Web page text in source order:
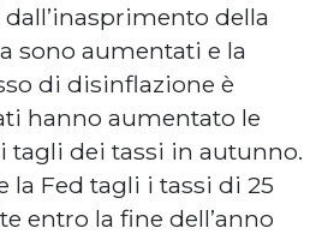
della
sono aumentati e la
di disinflazione è
hanno aumentato le
tagli dei tassi in autunno.
la Fed tagli i tassi di 25
entro la fine dell’anno